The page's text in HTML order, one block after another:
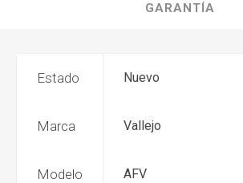
GARANTÍA
Estado Nuevo
Marca Vallejo
Modelo AFV